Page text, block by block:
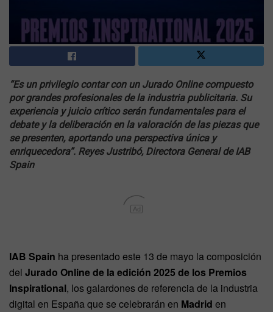
“Es un privilegio contar con un Jurado Online compuesto
por grandes profesionales de la industria publicitaria. Su
experiencia y juicio crítico serán fundamentales para el
debate y la deliberación en la valoración de las piezas que
se presenten, aportando una perspectiva única y
enriquecedora”. Reyes Justribó, Directora General de IAB
Spain
Ad
IAB Spain ha presentado este 13 de mayo la composición
del Jurado Online de la edición 2025 de los Premios
Inspirational, los galardones de referencia de la industria
digital en España que se celebrarán en Madrid en